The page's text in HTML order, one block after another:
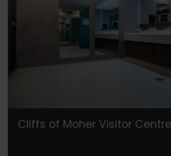
Cliffs of Moher Visitor Centre